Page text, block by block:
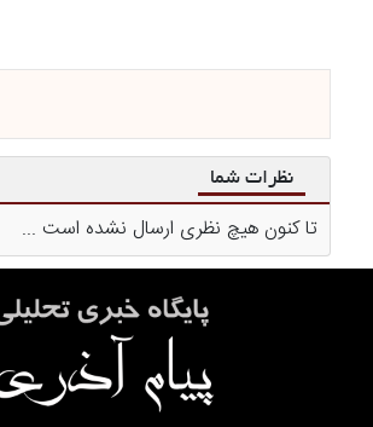
نظرات شما
تا کنون هیچ نظری ارسال نشده است ...